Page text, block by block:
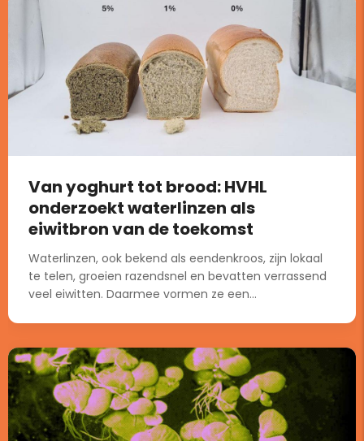
Van yoghurt tot brood: HVHL
onderzoekt waterlinzen als
eiwitbron van de toekomst
Waterlinzen, ook bekend als eendenkroos, zijn lokaal
te telen, groeien razendsnel en bevatten verrassend
veel eiwitten. Daarmee vormen ze een...